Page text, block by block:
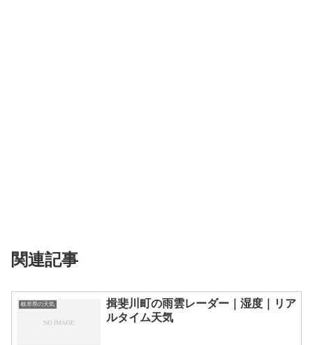
関連記事
岐阜県の天気
揖斐川町の雨雲レーダー｜湿度｜リア
ルタイム天気